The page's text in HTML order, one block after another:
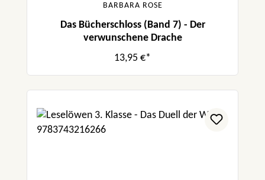
BARBARA ROSE
Das Bücherschloss (Band 7) - Der
verwunschene Drache
13,95 €*